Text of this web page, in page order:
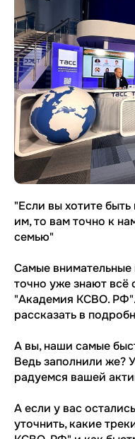
"Если вы хотите
им, то вам точно к
семью"
Самые
точно уже знают всё
"Академия КСВО.
рассказать в
А вы, наши самые
Ведь заполнили же?
радуемся вашей
А если у вас
уточнить, какие